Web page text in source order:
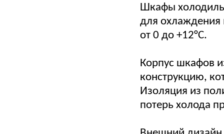
Шкафы
для охлаждения
от 0 до +12°С.
Корпус шкафов
конструкцию,
Изоляция из
потерь холода